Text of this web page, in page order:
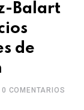
Balart
de
0 COMENTARIOS